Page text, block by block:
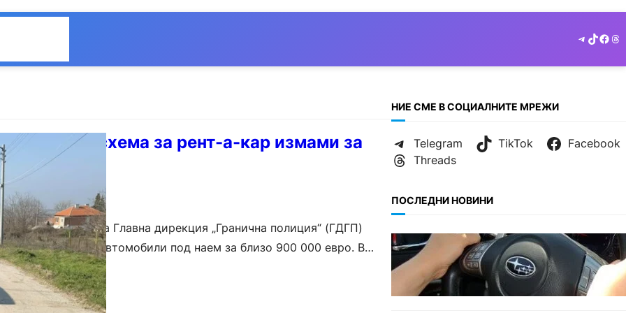
Telegram
TikTok
разби схема за рент-а-кар измами за
при акция на Главна дирекция „Гранична полиция“ (ГДГП)
в измами с автомобили под наем за близо 900 000 евро. В
НИЕ СМЕ В СОЦИАЛНИТЕ МРЕЖИ
Telegram TikTok
Facebook
Threads
ПОСЛЕДНИ НОВИНИ
БЕЗ КАТЕГОРИЯ
Възможни ограничения за
Waze в Европа след решение
на Съда на ЕС.